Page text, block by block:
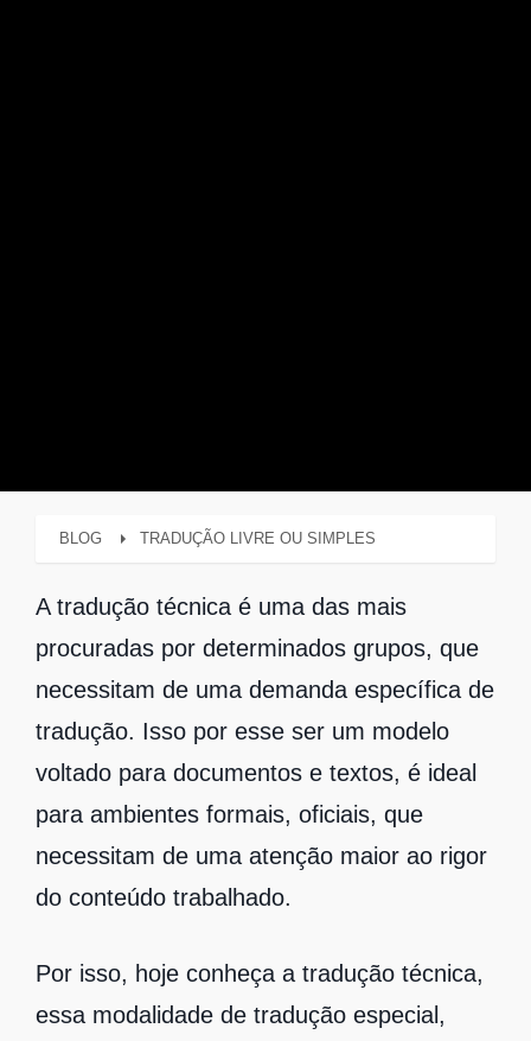
BLOG TRADUÇÃO LIVRE OU SIMPLES
A tradução técnica é uma das mais
procuradas por determinados grupos, que
necessitam de uma demanda específica de
tradução. Isso por esse ser um modelo
voltado para documentos e textos, é ideal
para ambientes formais, oficiais, que
necessitam de uma atenção maior ao rigor
do conteúdo trabalhado.
Por isso, hoje conheça a tradução técnica,
essa modalidade de tradução especial,